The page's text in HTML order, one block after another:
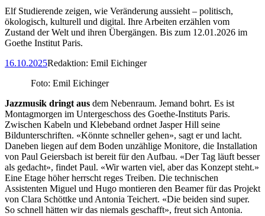
Elf Studierende zeigen, wie Veränderung aussieht – politisch,
ökologisch, kulturell und digital. Ihre Arbeiten erzählen vom
Zustand der Welt und ihren Übergängen. Bis zum 12.01.2026 im
Goethe Institut Paris.
16.10.2025Redaktion: Emil Eichinger
Foto: Emil Eichinger
Jazzmusik dringt aus dem Nebenraum. Jemand bohrt. Es ist
Montagmorgen im Untergeschoss des Goethe-Instituts Paris.
Zwischen Kabeln und Klebeband ordnet Jasper Hill seine
Bildunterschriften. «Könnte schneller gehen», sagt er und lacht.
Daneben liegen auf dem Boden unzählige Monitore, die Installation
von Paul Geiersbach ist bereit für den Aufbau. «Der Tag läuft besser
als gedacht», findet Paul. «Wir warten viel, aber das Konzept steht.»
Eine Etage höher herrscht reges Treiben. Die technischen
Assistenten Miguel und Hugo montieren den Beamer für das Projekt
von Clara Schöttke und Antonia Teichert. «Die beiden sind super.
So schnell hätten wir das niemals geschafft», freut sich Antonia.